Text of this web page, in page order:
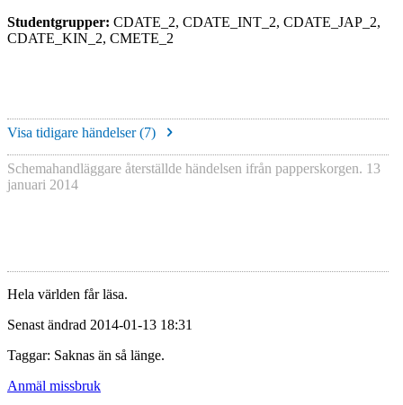
Studentgrupper: CDATE_2, CDATE_INT_2, CDATE_JAP_2,
CDATE_KIN_2, CMETE_2
Visa tidigare händelser (7)
Schemahandläggare återställde händelsen ifrån papperskorgen. 13
januari 2014
Hela världen får läsa.
Senast ändrad 2014-01-13 18:31
Taggar: Saknas än så länge.
Anmäl missbruk